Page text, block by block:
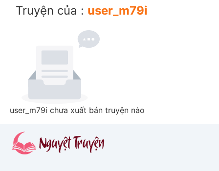
Truyện của : user_m79i
user_m79i chưa xuất bản truyện nào